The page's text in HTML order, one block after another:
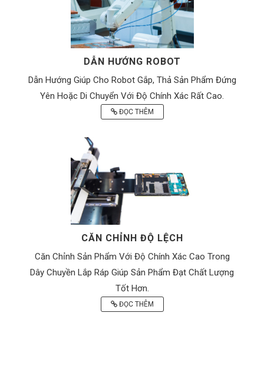
DẪN HƯỚNG ROBOT
Dẫn Hướng Giúp Cho Robot Gắp, Thả Sản Phẩm Đứng
Yên Hoặc Di Chuyển Với Độ Chính Xác Rất Cao.
ĐỌC THÊM
CĂN CHỈNH ĐỘ LỆCH
Căn Chỉnh Sản Phẩm Với Độ Chính Xác Cao Trong
Dây Chuyền Lắp Ráp Giúp Sản Phẩm Đạt Chất Lượng
Tốt Hơn.
ĐỌC THÊM